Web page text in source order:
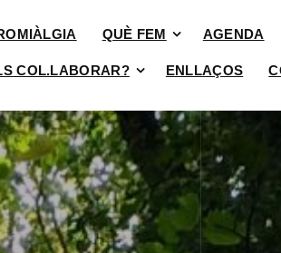
QUÈ FEM AGENDA
COL.LABORAR? ENLLAÇOS